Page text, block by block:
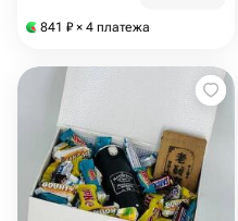
841 ₽ × 4 платежа